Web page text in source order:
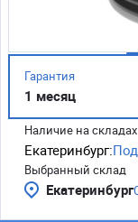
Гарантия
1 месяц
Наличие на складах
Екатеринбург:
Выбранный склад
Екатеринбург